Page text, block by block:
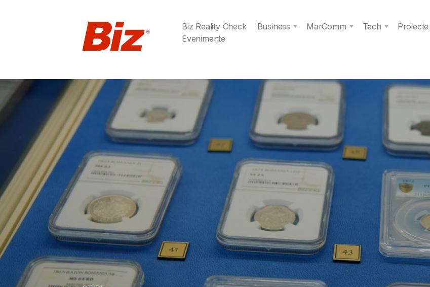
Biz Reality Check Business MarComm Tech
Evenimente